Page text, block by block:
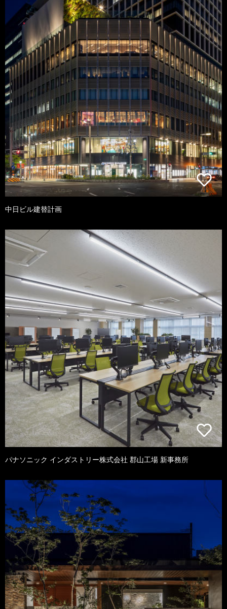
中日ビル建替計画
パナソニック インダストリー株式会社 郡山工場 新事務所